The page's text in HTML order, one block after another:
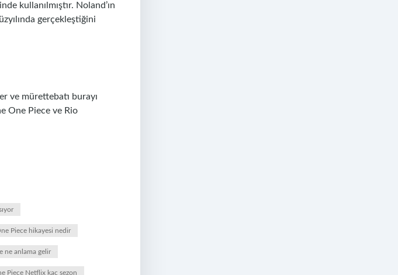
kullanılmıştır. Noland’ın
gerçekleştiğini
ve mürettebatı burayı
One Piece ve Rio
Piece hikayesi nedir
ne anlama gelir
Piece Netflix kaç sezon